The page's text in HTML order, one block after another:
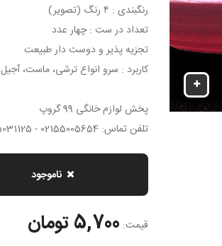
رنگبندی : ۴ رنگ (تصویر)
تعداد در ست : چهار عدد
تجزیه پذیر و دوست دار طبیعت
کاربرد : سرو انواع ترشی، ماست،
پخش لوازم خانگی 99 گروپ
تلفن تماس: 02155005654 - 02155031125
ناموجود
قیمت: 5,700 تومان